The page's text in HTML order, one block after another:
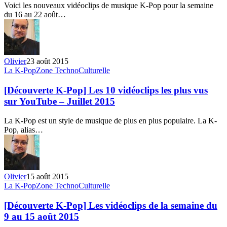
la
semaine
du
16
au
22
août
2015
Voici les nouveaux vidéoclips de musique K-Pop pour la semaine
du 16 au 22 août…
Olivier23 août 2015
[Découverte
Pop]
Les
10
les
plus
vus
sur
YouTube
–
Juillet
2015
La K-PopZone TechnoCulturelle
[Découverte K-Pop] Les 10 vidéoclips les plus vus
sur YouTube – Juillet 2015
La K-Pop est un style de musique de plus en plus populaire. La K-
Pop, alias…
Olivier15 août 2015
[Découverte
Pop]
Les
vidéoclips
La K-PopZone TechnoCulturelle
[Découverte K-Pop] Les vidéoclips de la semaine du
9 au 15 août 2015